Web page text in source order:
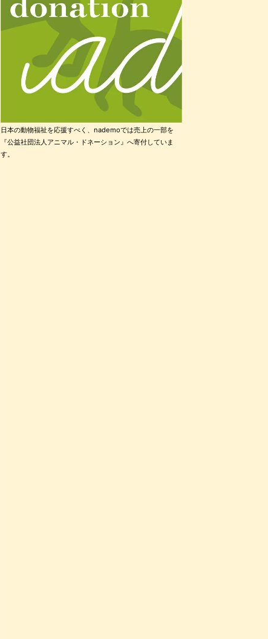
日本の動物福祉を応援すべく、nademoでは売上の一部を
『公益社団法人アニマル・ドネーション』へ寄付していま
す。